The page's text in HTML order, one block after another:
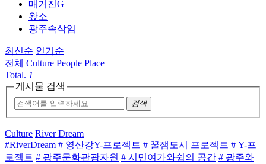
매거진G
왔소
광주속삭임
최신순 인기순
전체 Culture People Place
Total. 1
게시물 검색
검색
Culture River Dream
#RiverDream # 영산강Y-프로젝트 # 꿀잼도시 프로젝트 # Y-프
로젝트 # 광주문화관광자원 # 시민여가와쉼의 공간 # 광주와